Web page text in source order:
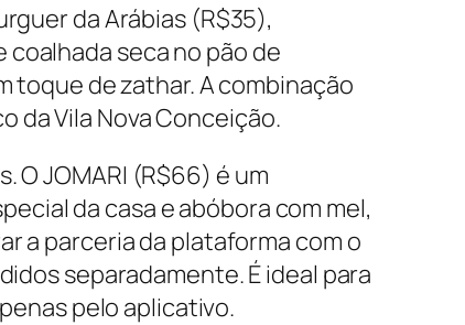
da Arábias(R$35),
seca no pão de
toque de zathar. A combinação
da Vila Nova Conceição.
O JOMARI (R$66) é um
da casa e abóbora com mel,
a parceria da plataforma com o
separadamente. É ideal para
pelo aplicativo.